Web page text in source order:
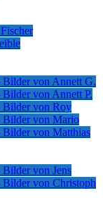
Bilder von Annett G.
von Annett P.
Bilder von Roy
Bilder von Mario
von Matthias
von Jens
von Christoph